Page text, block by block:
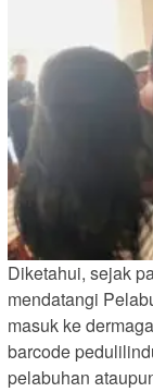
Diketahui, sejak
mendatangi
masuk ke
barcode
pelabuhan